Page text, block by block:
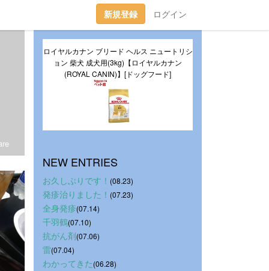
新規登録 ログイン
ロイヤルカナン ブリード ヘルス ニュートリシ
ョン 柴犬 成犬用(3kg)【ロイヤルカナン
(ROYAL CANIN)】[ドッグフード]
NEW ENTRIES
お久しぶりです！ (08.23)
発疹治りました！ (07.23)
全身発疹(07.14)
千羽鶴(07.10)
抗がん剤(07.06)
雷(07.04)
わかってきた(06.28)